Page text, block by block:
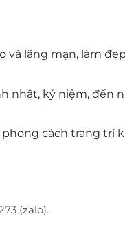
lãng mạn, làm
nhật, kỷ niệm, đến
cách trang trí
(zalo).